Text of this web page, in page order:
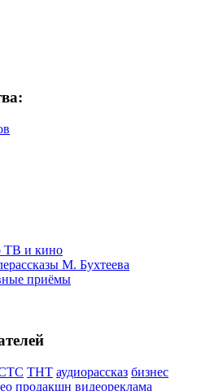
ТВ и кино
М. Бухтеева
приёмы
ТНТ аудиорассказ бизнес
продакшн видеореклама